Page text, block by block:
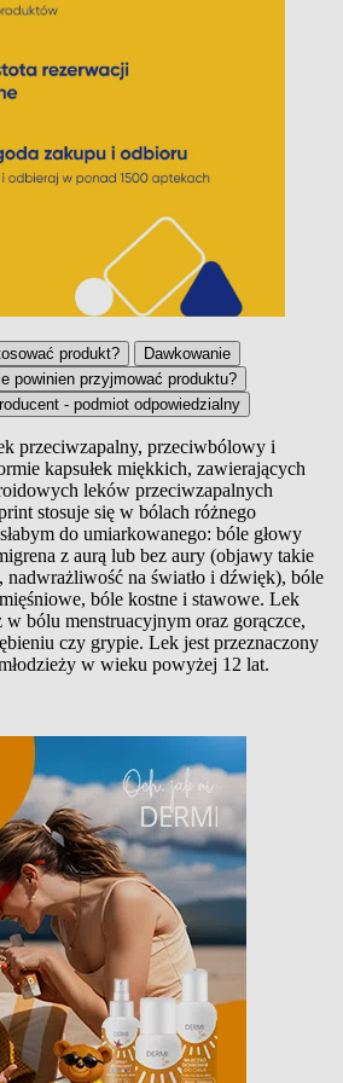
produkt?
Dawkowanie
powinien przyjmować produktu?
- podmiot odpowiedzialny
przeciwzapalny, przeciwbólowy i
kapsułek miękkich, zawierających
leków przeciwzapalnych
stosuje się w bólach różnego
do umiarkowanego: bóle głowy
z aurą lub bez aury (objawy takie
nadwrażliwość na światło i dźwięk), bóle
bóle kostne i stawowe. Lek
bólu menstruacyjnym oraz gorączce,
czy grypie. Lek jest przeznaczony
w wieku powyżej 12 lat.